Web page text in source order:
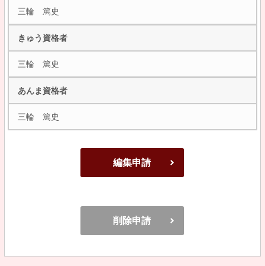
三輪 篤史
きゅう資格者
三輪 篤史
あんま資格者
三輪 篤史
編集申請
削除申請